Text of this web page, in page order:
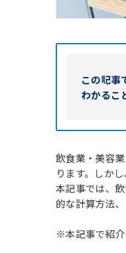
この記事
わかるこ
飲食業・美容
ります。しか
本記事では、
的な計算方法
※本記事で紹介